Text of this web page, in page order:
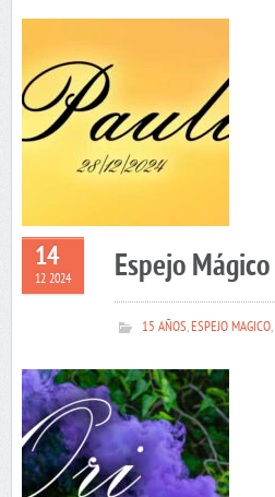
14
12 2024 Espejo
15 AÑOS,ESPEJO MAGICO,